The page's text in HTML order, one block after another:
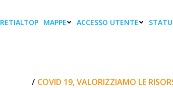
RETIALTOP MAPPE ACCESSO UTENTE
COVID 19, VALORIZZIAMO LE